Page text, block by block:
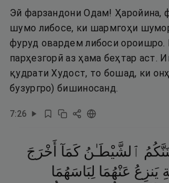
Эй фарзандони Одам! Ҳаройина,
шумо либосе, ки шармгоҳи
фуруд овардем либоси ороишро.
парҳезгорӣ аз ҳама беҳтар аст.
қудрати Худост, то бошад, ки
бузургро) бишиносанд.
7:26
ٱلشَّيْطَـٰنُ كَمَآ
أَخْرَجَ
يَنزِعُ عَنْهُمَا لِبَاسَهُمَا